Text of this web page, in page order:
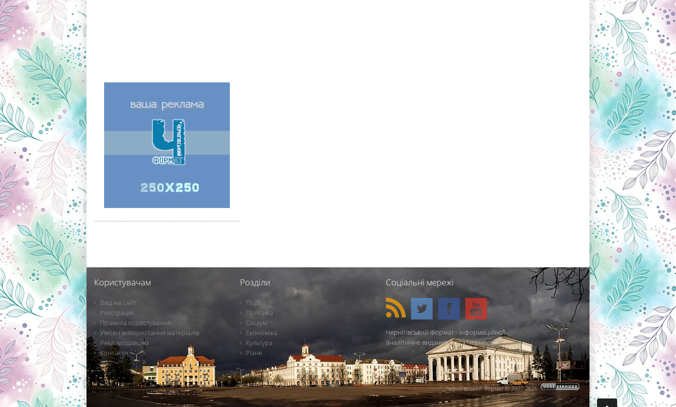
Користувачам
Вхід на сайт
Реєстрація
Правила користування
Умови використання матеріалів
Рекламодавцям
Контакти
Розділи
Події
Політика
Соціум
Економіка
Культура
Різне
Соціальні мережі
Чернігівський Формат - інформаційно-
аналітичне видання міста Чернігова.
Чернігівський Формат © 2007-2026. .